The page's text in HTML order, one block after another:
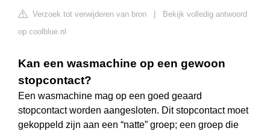
Verzoek tot verwijderen van bron
Bekijk volledig antwoord
op coolblue.nl
Kan een wasmachine op een gewoon
stopcontact?
Een wasmachine mag op een goed geaard
stopcontact worden aangesloten. Dit stopcontact moet
gekoppeld zijn aan een “natte” groep; een groep die